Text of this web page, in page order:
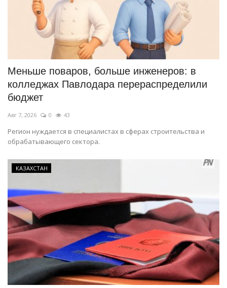
Меньше поваров, больше инженеров: в
колледжах Павлодара перераспределили
бюджет
Авг 7, 2026 0 43
Регион нуждается в специалистах в сферах строительства и
обрабатывающего сектора.
КАЗАХСТАН